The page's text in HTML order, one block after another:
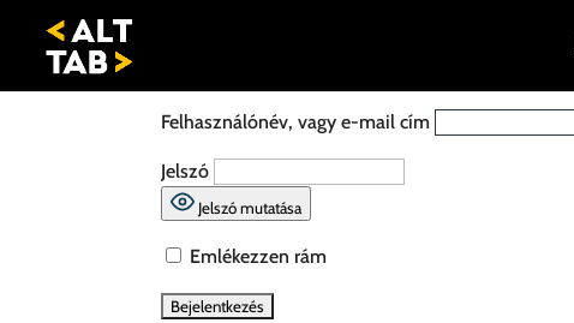
Felhasználónév, vagy e-mail cím
Jelszó
Jelszó mutatása
Emlékezzen rám